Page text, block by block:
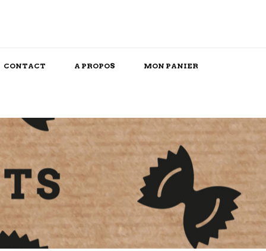
Snack/Apéritif
CONTACT A PROPOS MON PANIER